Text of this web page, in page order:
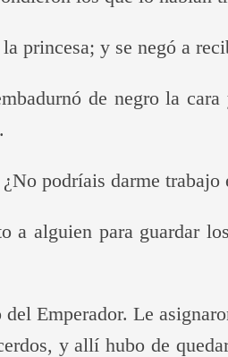
princesa; y se negó a
de negro la cara
podríais darme trabajo
a alguien para guardar
Emperador. Le
y allí hubo de